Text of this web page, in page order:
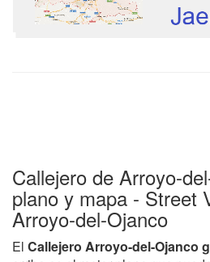
Callejero de Arroyo-
plano y mapa - Street
Arroyo-del-Ojanco
El Callejero Arroyo-del-Ojanco